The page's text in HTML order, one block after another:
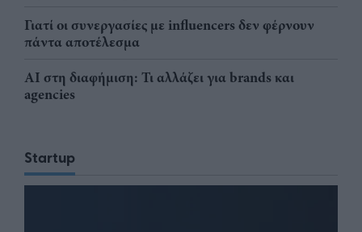
Γιατί οι συνεργασίες με influencers δεν φέρνουν
πάντα αποτέλεσμα
AI στη διαφήμιση: Τι αλλάζει για brands και
agencies
Startup